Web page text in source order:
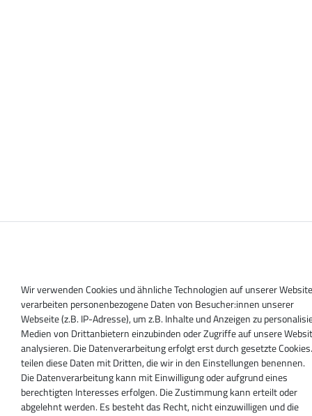
Wir verwenden Cookies und ähnliche Technologien auf unserer
verarbeiten personenbezogene Daten von Besucher:innen unserer
Webseite (z.B. IP-Adresse), um z.B. Inhalte und Anzeigen zu
Medien von Drittanbietern einzubinden oder Zugriffe auf unsere
analysieren. Die Datenverarbeitung erfolgt erst durch gesetzte
teilen diese Daten mit Dritten, die wir in den Einstellungen benennen.
Die Datenverarbeitung kann mit Einwilligung oder aufgrund eines
berechtigten Interesses erfolgen. Die Zustimmung kann erteilt oder
abgelehnt werden. Es besteht das Recht, nicht einzuwilligen und die